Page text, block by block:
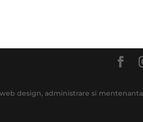
design, administrare si mentenanta